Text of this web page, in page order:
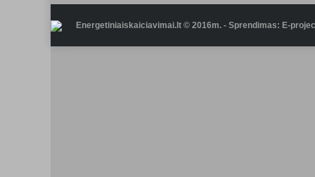
Energetiniaiskaiciavimai.lt © 2016m. - Sprendimas: E-